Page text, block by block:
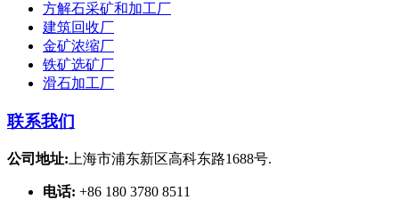
方解石采矿和加工厂
建筑回收厂
金矿浓缩厂
铁矿选矿厂
滑石加工厂
联系我们
公司地址: 上海市浦东新区高科东路1688号.
电话: +86 180 3780 8511